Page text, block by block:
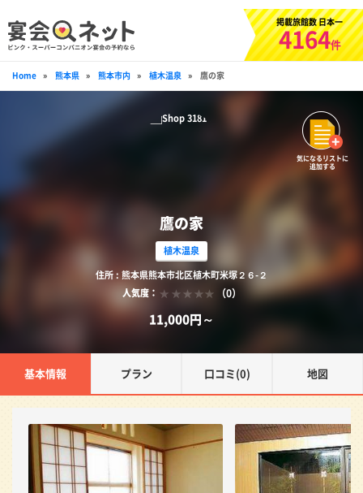
掲載旅館数 日本一
4164件
Home » 熊本県 » 熊本市内 » 植木温泉 » 鷹の家
鷹の家
植木温泉
住所 : 熊本県熊本市北区植木町米塚２６-２
人気度：
（0）
11,000円～
気になるリストに
追加する
基本情報 プラン 口コミ(0) 地図